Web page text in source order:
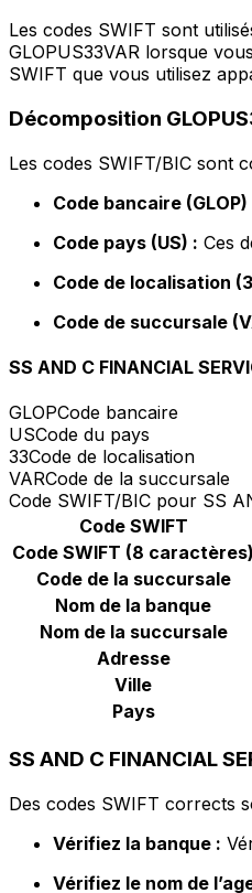
Les codes SWIFT sont
GLOPUS33VAR lorsque
SWIFT que vous utilisez
Décomposition
Les codes SWIFT/BIC sont
Code bancaire (GLOP)
Code pays (US) : Ces
Code de localisation
Code de succursale
SS AND C FINANCIAL
GLOPCode bancaire
USCode du pays
33Code de localisation
VARCode de la succursale
Code SWIFT/BIC pour SS
Code SWIFT
Code SWIFT (8 caractères)
Code de la succursale
Nom de la banque
Nom de la succursale
Adresse
Ville
Pays
SS AND C FINANCIAL
Des codes SWIFT corrects
Vérifiez la banque :
Vérifiez le nom de